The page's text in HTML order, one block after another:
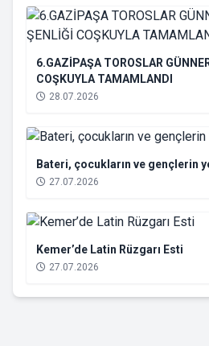
6.GAZİPAŞA TOROSLAR
COŞKUYLA TAMAMLANDI
28.07.2026
Bateri, çocukların ve gençlerin
27.07.2026
Kemer’de Latin Rüzgarı Esti
27.07.2026